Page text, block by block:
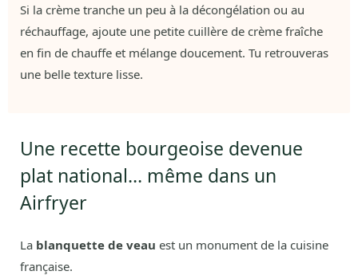
Si la crème tranche un peu à la décongélation ou au
réchauffage, ajoute une petite cuillère de crème fraîche
en fin de chauffe et mélange doucement. Tu retrouveras
une belle texture lisse.
Une recette bourgeoise devenue
plat national… même dans un
Airfryer
La blanquette de veau est un monument de la cuisine
française.